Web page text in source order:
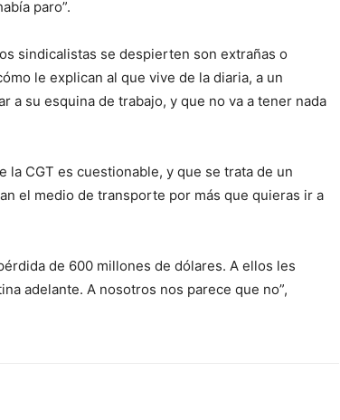
paro”.
sindicalistas se despierten son extrañas o
le explican al que vive de la diaria, a un
a su esquina de trabajo, y que no va a tener nada
CGT es cuestionable, y que se trata de un
el medio de transporte por más que quieras ir a
de 600 millones de dólares. A ellos les
adelante. A nosotros nos parece que no”,